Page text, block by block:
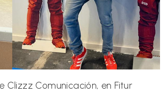
Clizzz Comunicación, en Fitur